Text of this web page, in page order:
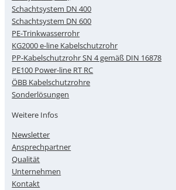
Schachtsystem DN 400
Schachtsystem DN 600
PE-Trinkwasserrohr
KG2000 e-line Kabelschutzrohr
PP-Kabelschutzrohr SN 4 gemäß DIN 16878
PE100 Power-line RT RC
ÖBB Kabelschutzrohre
Sonderlösungen
Weitere Infos
Newsletter
Ansprechpartner
Qualität
Unternehmen
Kontakt